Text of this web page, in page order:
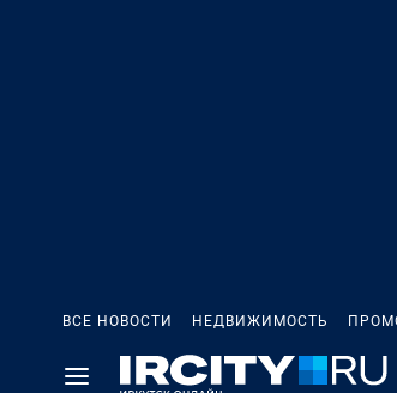
ВСЕ НОВОСТИ НЕДВИЖИМОСТЬ